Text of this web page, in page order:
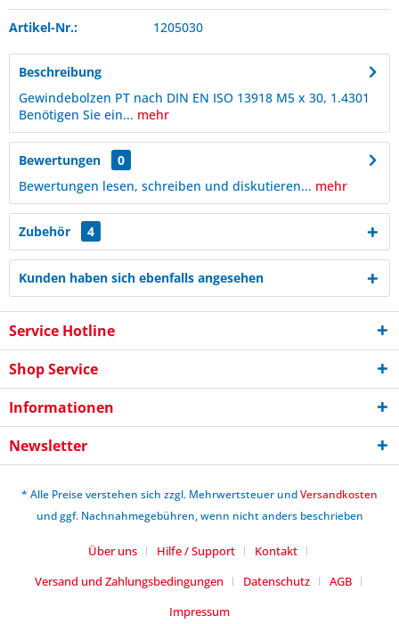
Artikel-Nr.: 1205030
Beschreibung
Gewindebolzen PT nach DIN EN ISO 13918 M5 x 30, 1.4301
Benötigen Sie ein... mehr
Bewertungen
0
Bewertungen lesen, schreiben und diskutieren... mehr
Zubehör 4
Kunden haben sich ebenfalls angesehen
Service Hotline
Shop Service
Informationen
Newsletter
* Alle Preise verstehen sich zzgl. Mehrwertsteuer undVersandkosten
und ggf. Nachnahmegebühren, wenn nicht anders beschrieben
Über uns Hilfe / Support
Kontakt
Versand und Zahlungsbedingungen
Datenschutz
AGB
Impressum